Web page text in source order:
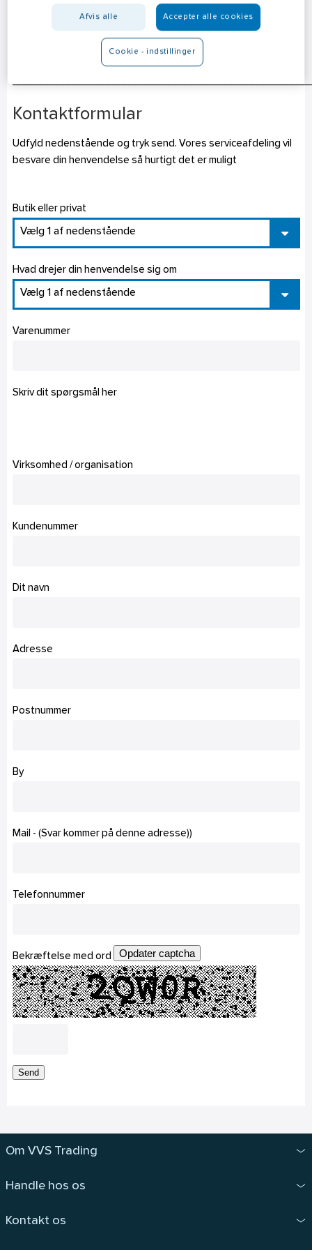
Mailadresse: salg@vvs-trading.dk
Har du et spørgsmål er du velkommen til at kontakte os.
Du kan gøre det via nedenstående formular, telefon eller mail
Kontaktformular
Udfyld nedenstående og tryk send. Vores serviceafdeling vil
besvare din henvendelse så hurtigt det er muligt
Butik eller privat
Vælg 1 af nedenstående
Hvad drejer din henvendelse sig om
Vælg 1 af nedenstående
Varenummer
Skriv dit spørgsmål her
Virksomhed / organisation
Kundenummer
Dit navn
Adresse
Postnummer
By
Mail - (Svar kommer på denne adresse))
Telefonnummer
Bekræftelse med ord Opdater captcha
Send
Om VVS Trading
Handle hos os
Kontakt os
Afvis alle Accepter alle cookies
Cookie - indstillinger